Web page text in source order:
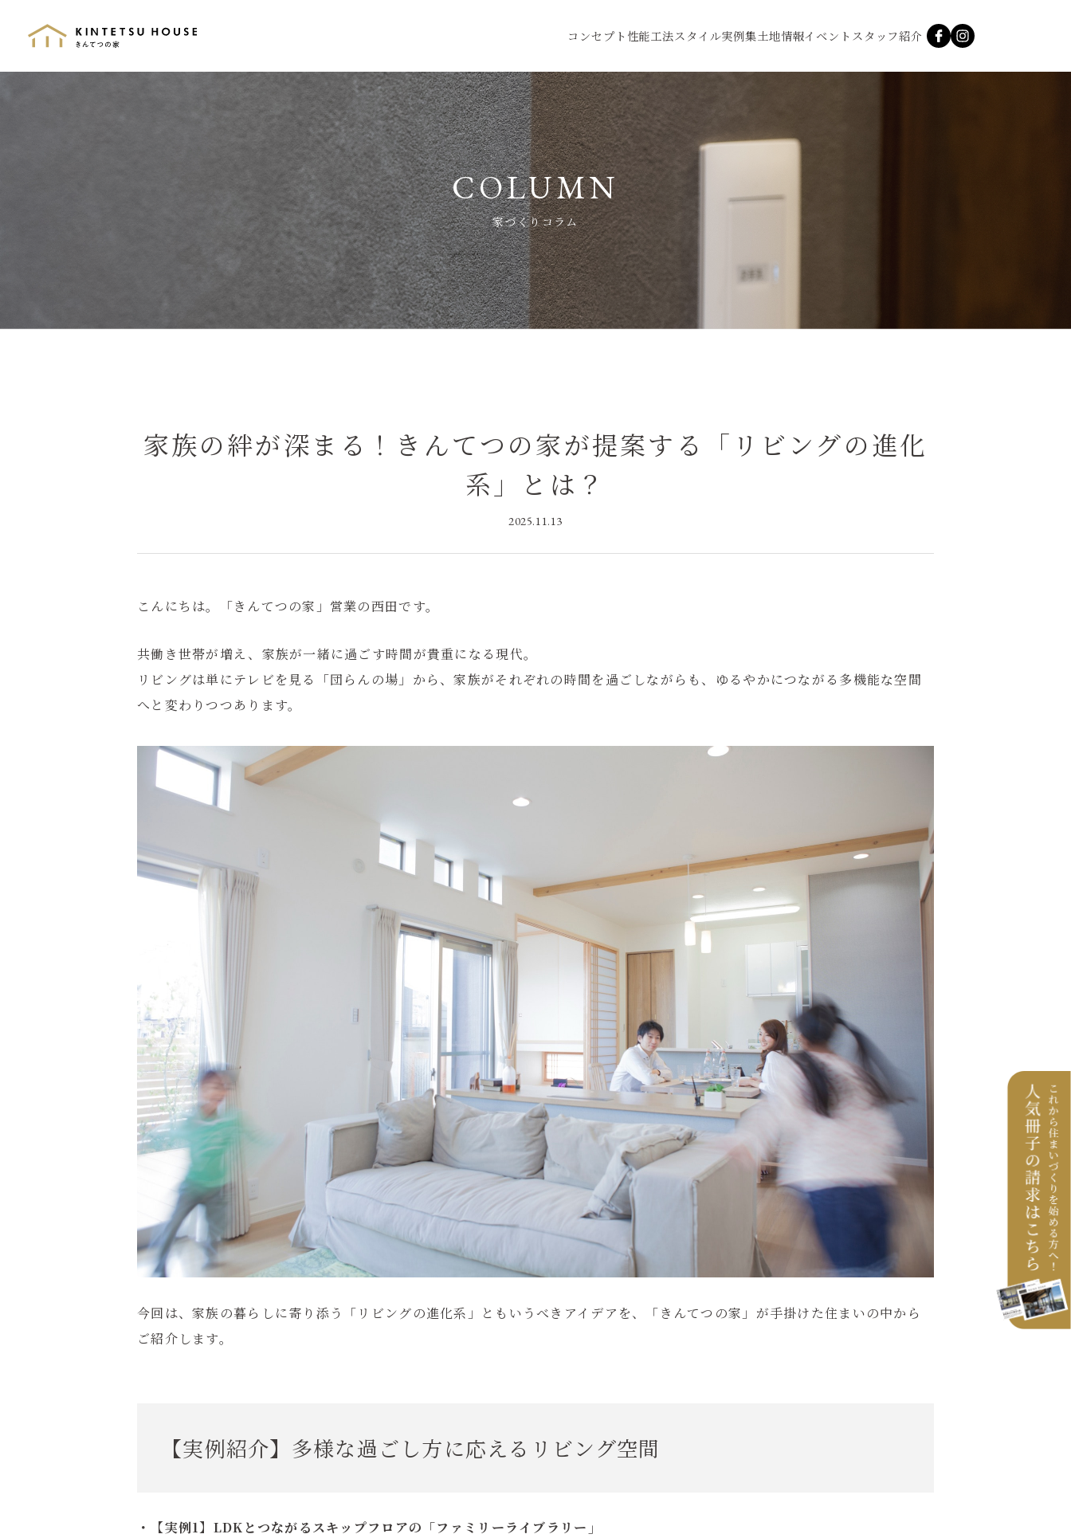
コンセプト 性能工法スタイル実例集土地情報イベント スタッフ紹介
家づくりコラム
家族の絆が深まる！きんてつの家が提案する「リビングの進化
系」とは？
2025.11.13
こんにちは。「きんてつの家」営業の西田です。
共働き世帯が増え、家族が一緒に過ごす時間が貴重になる現代。
リビングは単にテレビを見る「団らんの場」から、家族がそれぞれの時間を過ごしながらも、ゆるやかにつながる多機能な空間
へと変わりつつあります。
今回は、家族の暮らしに寄り添う「リビングの進化系」ともいうべきアイデアを、「きんてつの家」が手掛けた住まいの中から
ご紹介します。
【実例紹介】多様な過ごし方に応えるリビング空間
・【実例1】LDKとつながるスキップフロアの「ファミリーライブラリー」